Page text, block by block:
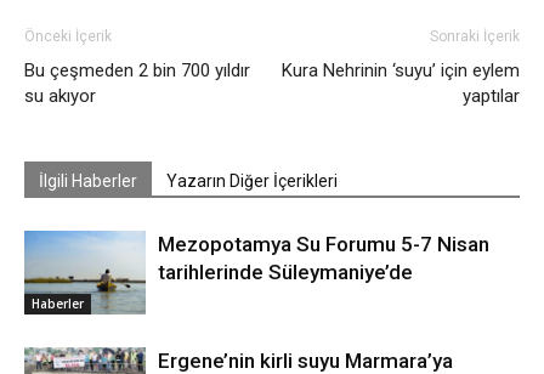
Önceki İçerik
Bu çeşmeden 2 bin 700 yıldır
su akıyor
Sonraki İçerik
Kura Nehrinin ‘suyu’ için eylem
yaptılar
İlgili Haberler Yazarın Diğer İçerikleri
Haberler
Mezopotamya Su Forumu 5-7 Nisan
tarihlerinde Süleymaniye’de
Ergene’nin kirli suyu Marmara’ya